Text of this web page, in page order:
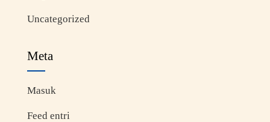
Uncategorized
Meta
Masuk
Feed entri